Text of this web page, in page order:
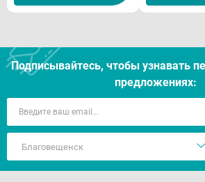
Подписывайтесь, чтобы узнавать
предложениях: